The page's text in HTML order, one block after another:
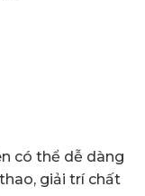
có thể dễ dàng
giải trí chất